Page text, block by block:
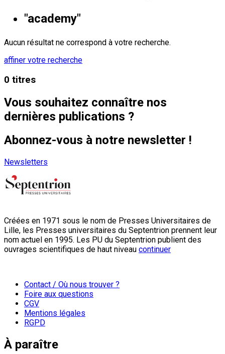
"academy"
Aucun résultat ne correspond à votre recherche.
affiner votre recherche
0 titres
Vous souhaitez connaître nos
dernières publications ?
Abonnez-vous à notre newsletter !
Newsletters
Créées en 1971 sous le nom de Presses Universitaires de
Lille, les Presses universitaires du Septentrion prennent leur
nom actuel en 1995. Les PU du Septentrion publient des
ouvrages scientifiques de haut niveau continuer
Contact / Où nous trouver ?
Foire aux questions
CGV
Mentions légales
RGPD
À paraître